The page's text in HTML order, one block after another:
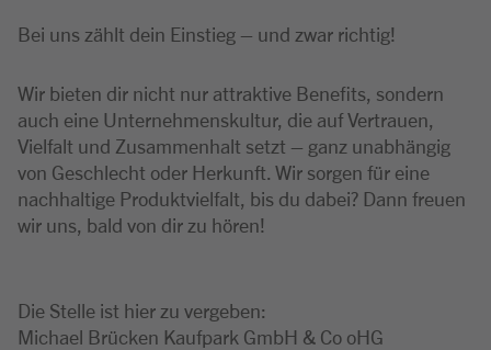
Bei uns zählt dein Einstieg – und zwar richtig!
Wir bieten dir nicht nur attraktive Benefits, sondern
auch eine Unternehmenskultur, die auf Vertrauen,
Vielfalt und Zusammenhalt setzt – ganz unabhängig
von Geschlecht oder Herkunft. Wir sorgen für eine
nachhaltige Produktvielfalt, bis du dabei? Dann freuen
wir uns, bald von dir zu hören!
Die Stelle ist hier zu vergeben:
Michael Brücken Kaufpark GmbH & Co oHG